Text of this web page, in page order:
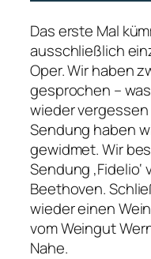
Das erste Mal
ausschließlich
Oper. Wir haben
gesprochen –
wieder
Sendung haben
gewidmet. Wir
Sendung
Beethoven.
wieder einen
vom Weingut
Nahe.